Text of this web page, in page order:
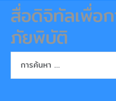
สื่อดิจิทัลเพื่อ
ภัยพิบัติ